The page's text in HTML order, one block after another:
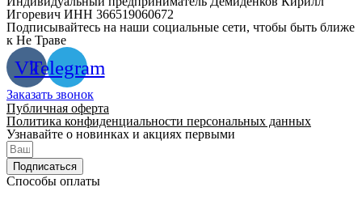
Игоревич ИНН 366519060672
Подписывайтесь на наши социальные сети, чтобы быть ближе
к Не Траве
VkTelegram
Заказать звонок
Публичная оферта
Политика конфиденциальности персональных данных
Узнавайте о новинках и акциях первыми
Подписаться
Способы оплаты